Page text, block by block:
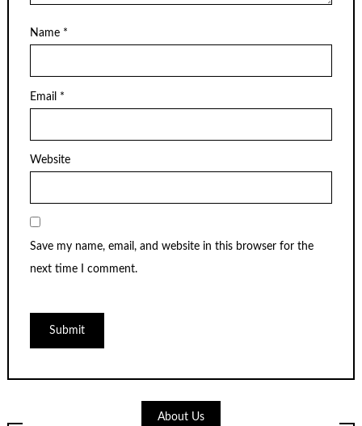
Name *
Email *
Website
Save my name, email, and website in this browser for the
next time I comment.
About Us